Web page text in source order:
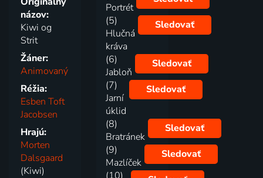
názov:
Kiwi og
Strit
Žáner:
Animovaný
Réžia:
Esben Toft
Jacobsen
Hrajú:
Morten
Dalsgaard
(Kiwi)
Portrét
(5)
Hlučná
kráva
Sledovať
(6)
Jabloň
Sledovať
(7)
Jarní
úklid
Sledovať
(8)
Bratránek
Sledovať
(9)
Mazlíček
Sledovať